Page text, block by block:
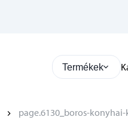
Termékek
page.6130_boros-